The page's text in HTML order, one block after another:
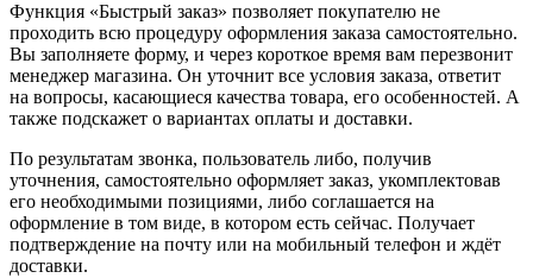
Функция «Быстрый заказ» позволяет покупателю не
проходить всю процедуру оформления заказа самостоятельно.
Вы заполняете форму, и через короткое время вам перезвонит
менеджер магазина. Он уточнит все условия заказа, ответит
на вопросы, касающиеся качества товара, его особенностей. А
также подскажет о вариантах оплаты и доставки.
По результатам звонка, пользователь либо, получив
уточнения, самостоятельно оформляет заказ, укомплектовав
его необходимыми позициями, либо соглашается на
оформление в том виде, в котором есть сейчас. Получает
подтверждение на почту или на мобильный телефон и ждёт
доставки.